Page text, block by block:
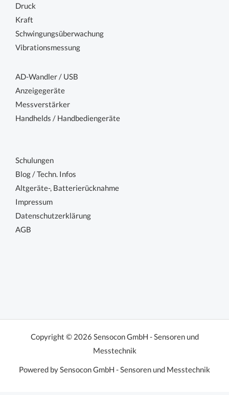
Druck
Kraft
Schwingungsüberwachung
Vibrationsmessung
AD-Wandler / USB
Anzeigegeräte
Messverstärker
Handhelds / Handbediengeräte
Schulungen
Blog / Techn. Infos
Altgeräte-, Batterierücknahme
Impressum
Datenschutzerklärung
AGB
Copyright © 2026 Sensocon GmbH - Sensoren und
Messtechnik
Powered by Sensocon GmbH - Sensoren und Messtechnik